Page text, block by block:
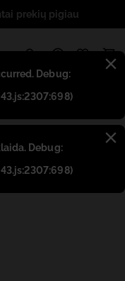
Debug:
Debug:
prekių pigiau